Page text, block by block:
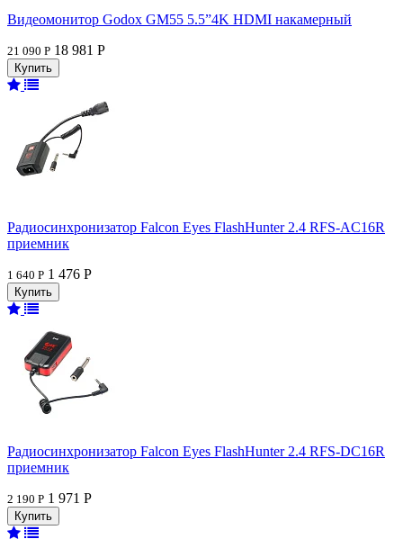
Видеомонитор Godox GM55 5.5”4K HDMI накамерный
21 090 Р 18 981 Р
Радиосинхронизатор Falcon Eyes FlashHunter 2.4 RFS-AC16R
приемник
1 640 Р 1 476 Р
Радиосинхронизатор Falcon Eyes FlashHunter 2.4 RFS-DC16R
приемник
2 190 Р 1 971 Р